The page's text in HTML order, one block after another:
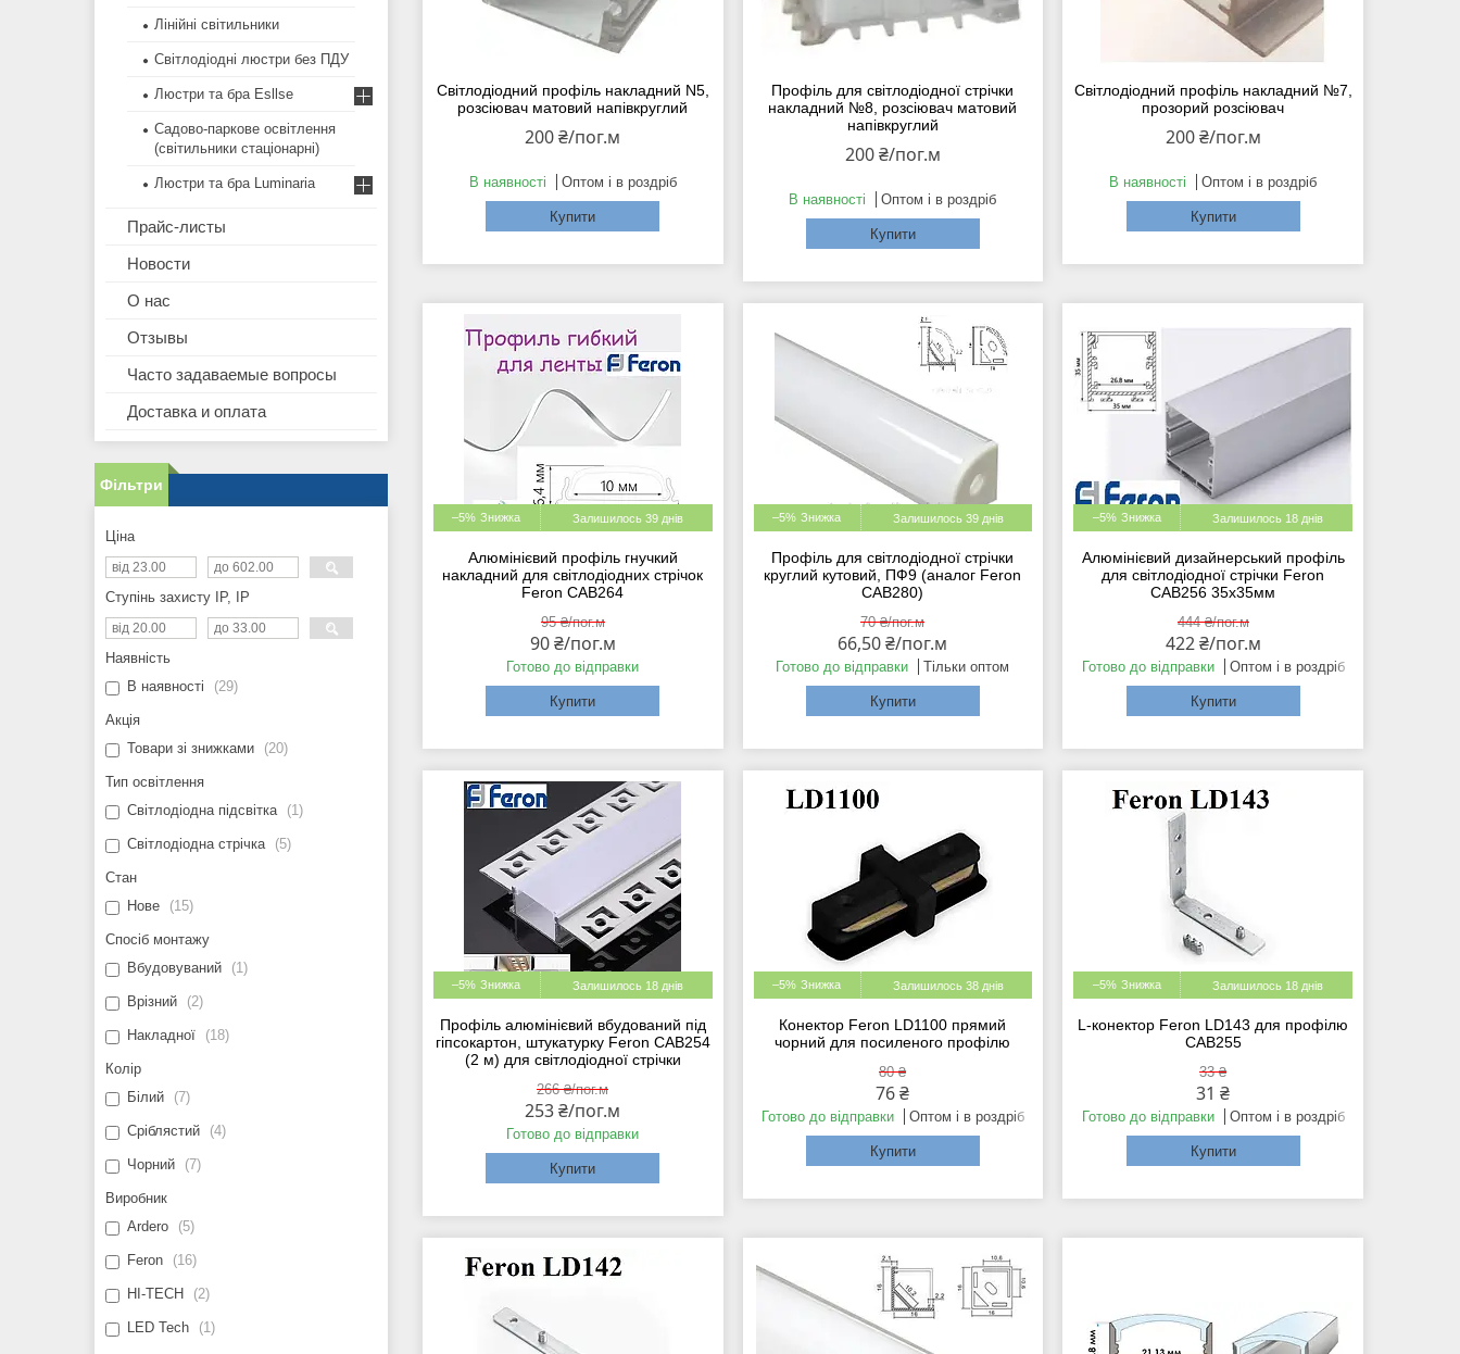
Світлодіодний профіль накладний N5,
розсіювач матовий напівкруглий
200 ₴/пог.м
В наявності Оптом і в роздріб
Купити
Профіль для світлодіодної стрічки
накладний №8, розсіювач матовий
напівкруглий
200 ₴/пог.м
В наявності Оптом і в роздріб
Купити
Світлодіодний профіль накладний №7,
прозорий розсіювач
200 ₴/пог.м
В наявності Оптом і в роздріб
Купити
–5% Залишилось 39 днів
Алюмінієвий профіль гнучкий
накладний для світлодіодних стрічок
Feron CAB264
95 ₴/пог.м
90 ₴/пог.м
Готово до відправки
Купити
–5% Залишилось 39 днів
Профіль для світлодіодної стрічки
круглий кутовий, ПФ9 (аналог Feron
CAB280)
70 ₴/пог.м
66,50 ₴/пог.м
Готово до відправки Тільки оптом
Купити
–5% Залишилось 18 днів
Алюмінієвий дизайнерський профіль
для світлодіодної стрічки Feron
CAB256 35x35мм
444 ₴/пог.м
422 ₴/пог.м
Готово до відправки Оптом і в роздріб
Купити
–5% Залишилось 18 днів
Профіль алюмінієвий вбудований під
гіпсокартон, штукатурку Feron CAB254
(2 м) для світлодіодної стрічки
266 ₴/пог.м
253 ₴/пог.м
Готово до відправки
Купити
–5% Залишилось 38 днів
Конектор Feron LD1100 прямий
чорний для посиленого профілю
80 ₴
76 ₴
Готово до відправки Оптом і в роздріб
Купити
–5% Залишилось 18 днів
L-конектор Feron LD143 для профілю
САВ255
33 ₴
31 ₴
Готово до відправки Оптом і в роздріб
Купити
Лінійні світильники
Світлодіодні люстри без ПДУ
Люстри та бра Esllse
Садово-паркове освітлення
(світильники стаціонарні)
Люстри та бра Luminaria
Прайс-листы
Новости
О нас
Отзывы
Часто задаваемые вопросы
Доставка и оплата
Фільтри
Ціна
Ступінь захисту IP, IP
Наявність
В наявності
29
Акція
Товари зі знижками
20
Тип освітлення
Світлодіодна підсвітка
1
Світлодіодна стрічка 5
Стан
Нове
15
Спосіб монтажу
Вбудовуваний
1
Врізний 2
Накладної 18
Колір
Білий
7
Сріблястий 4
Чорний 7
Виробник
Ardero
5
Feron 16
HI-TECH 2
LED Tech 1